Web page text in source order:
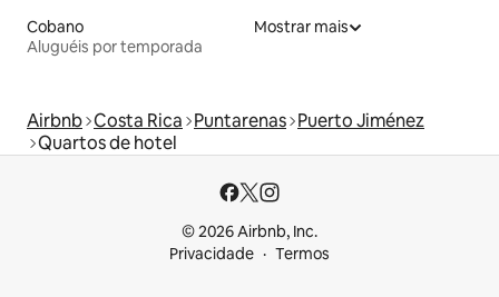
Cobano
Aluguéis por temporada
Mostrar mais
Airbnb Costa Rica Puntarenas Puerto Jiménez
Quartos de hotel
© 2026 Airbnb, Inc.
Privacidade
Termos